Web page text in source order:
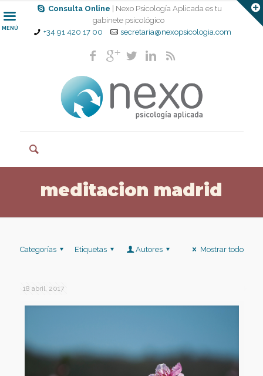
Consulta Online
| Nexo Psicología Aplicada es tu
gabinete psicológico
+34 91 420 17 00
secretaria@nexopsicologia.com
MENÚ
meditacion madrid
Categorías Etiquetas Autores Mostrar todo
18 abril, 2017